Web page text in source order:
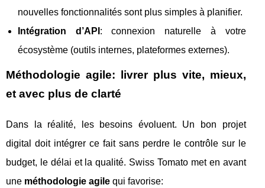
nouvelles fonctionnalités sont plus simples à planifier.
Intégration d’API : connexion naturelle à votre
écosystème (outils internes, plateformes externes).
Méthodologie agile: livrer plus vite, mieux,
et avec plus de clarté
Dans la réalité, les besoins évoluent. Un bon projet
digital doit intégrer ce fait sans perdre le contrôle sur le
budget, le délai et la qualité. Swiss Tomato met en avant
une méthodologie agile qui favorise: